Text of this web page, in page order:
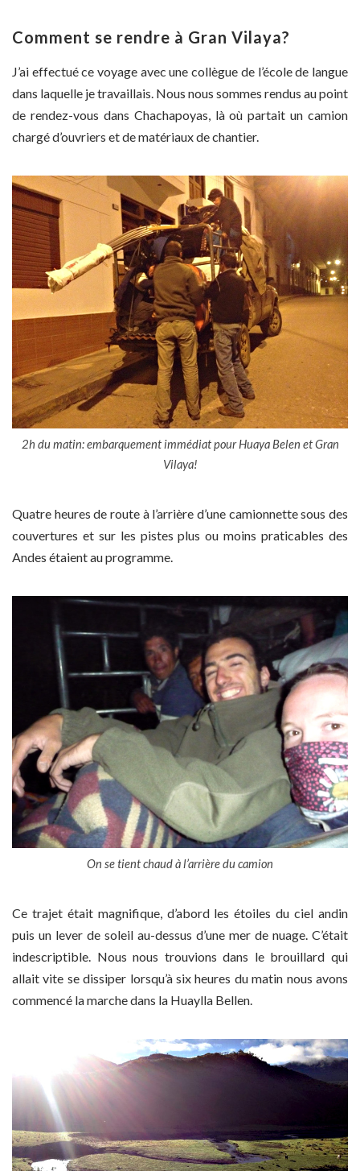
Comment se rendre à Gran Vilaya?
J’ai effectué ce voyage avec une collègue de l’école de langue
dans laquelle je travaillais. Nous nous sommes rendus au point
de rendez-vous dans Chachapoyas, là où partait un camion
chargé d’ouvriers et de matériaux de chantier.
2h du matin: embarquement immédiat pour Huaya Belen et Gran
Vilaya!
Quatre heures de route à l’arrière d’une camionnette sous des
couvertures et sur les pistes plus ou moins praticables des
Andes étaient au programme.
On se tient chaud à l’arrière du camion
Ce trajet était magnifique, d’abord les étoiles du ciel andin
puis un lever de soleil au-dessus d’une mer de nuage. C’était
indescriptible. Nous nous trouvions dans le brouillard qui
allait vite se dissiper lorsqu’à six heures du matin nous avons
commencé la marche dans la Huaylla Bellen.